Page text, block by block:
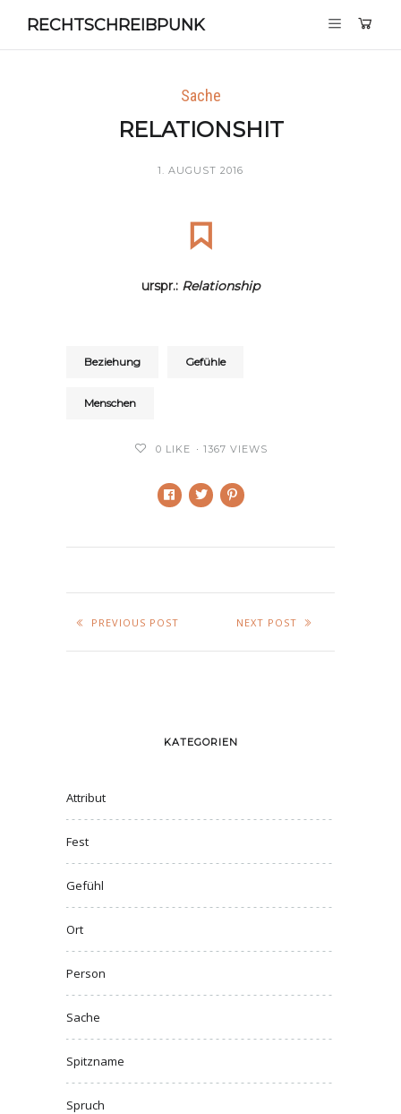
RECHTSCHREIBPUNK
Sache
RELATIONSHIT
1. AUGUST 2016
urspr.: Relationship
Beziehung Gefühle
Menschen
0 LIKE 1367 VIEWS
PREVIOUS POST NEXT POST
KATEGORIEN
Attribut
Fest
Gefühl
Ort
Person
Sache
Spitzname
Spruch